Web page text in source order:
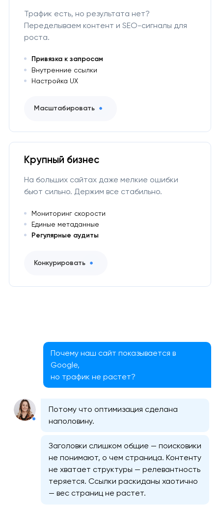
Трафик есть, но результата нет?
Переделываем контент и SEO-сигналы для
роста.
Привязка к запросам
Внутренние ссылки
Настройка UX
Масштабировать
Крупный бизнес
На больших сайтах даже мелкие ошибки
бьют сильно. Держим все стабильно.
Мониторинг скорости
Единые метаданные
Регулярные аудиты
Конкурировать
Почему наш сайт показывается в
Google,
но трафик не растет?
Потому что оптимизация сделана
наполовину.
Заголовки слишком общие — поисковики
не понимают, о чем страница. Контенту
не хватает структуры — релевантность
теряется. Ссылки раскиданы хаотично
— вес страниц не растет.